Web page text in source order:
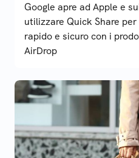
Google apre ad Apple e
utilizzare Quick Share
rapido e sicuro con i
AirDrop